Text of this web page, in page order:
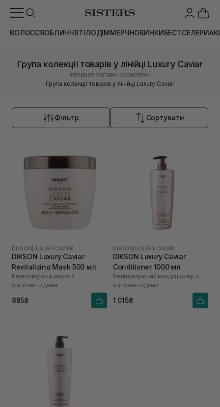
ВОЛОССЯОБЛИЧЧЯТІЛОДІММЕРЧНОВИНКИБЕСТСЕЛЕРИ
Група колекції товарів у лінійці Luxury Caviar
Інтернет магазин косметики
Група колекції товарів у лінійці Luxury Caviar
Фільтр Сортувати
DIKSON LUXURY CAVIAR
DIKSON Luxury Caviar
Revitalizing Mask 500 мл
Ревіталізуюча маска з
олігопептидами
885₴
DIKSON LUXURY CAVIAR
DIKSON Luxury Caviar
Conditioner 1000 мл
Ревіталізуючий кондиціонер з
олігопептидами
1 015₴